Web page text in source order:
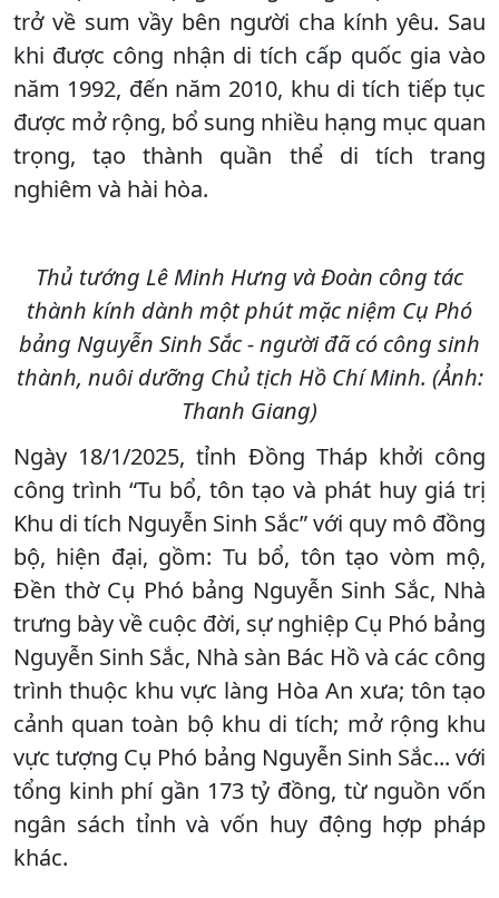
trở về sum vầy bên người cha kính yêu. Sau
khi được công nhận di tích cấp quốc gia vào
năm 1992, đến năm 2010, khu di tích tiếp tục
được mở rộng, bổ sung nhiều hạng mục quan
trọng, tạo thành quần thể di tích trang
nghiêm và hài hòa.
Thủ tướng Lê Minh Hưng và Đoàn công tác
thành kính dành một phút mặc niệm Cụ Phó
bảng Nguyễn Sinh Sắc - người đã có công sinh
thành, nuôi dưỡng Chủ tịch Hồ Chí Minh. (Ảnh:
Thanh Giang)
Ngày 18/1/2025, tỉnh Đồng Tháp khởi công
công trình “Tu bổ, tôn tạo và phát huy giá trị
Khu di tích Nguyễn Sinh Sắc” với quy mô đồng
bộ, hiện đại, gồm: Tu bổ, tôn tạo vòm mộ,
Đền thờ Cụ Phó bảng Nguyễn Sinh Sắc, Nhà
trưng bày về cuộc đời, sự nghiệp Cụ Phó bảng
Nguyễn Sinh Sắc, Nhà sàn Bác Hồ và các công
trình thuộc khu vực làng Hòa An xưa; tôn tạo
cảnh quan toàn bộ khu di tích; mở rộng khu
vực tượng Cụ Phó bảng Nguyễn Sinh Sắc... với
tổng kinh phí gần 173 tỷ đồng, từ nguồn vốn
ngân sách tỉnh và vốn huy động hợp pháp
khác.